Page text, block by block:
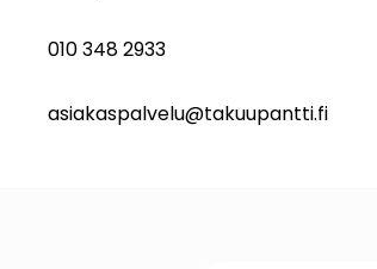
010 348 2933
asiakaspalvelu@takuupantti.fi